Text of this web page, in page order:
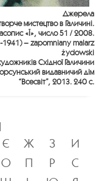
Джерела
мистецтво в Галичині.
«Ї», число 51 / 2008.
1941) – zapomniany malarz
żydowski
Східної Галичини
видавничий дім
“Всесвіт”, 2013. 240 с.
Є Ж З
И
О П Р
С